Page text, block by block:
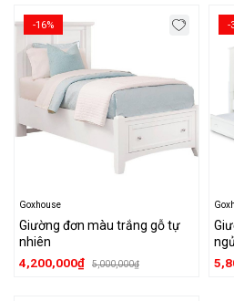
-16%
Goxhouse
Giường đơn màu trắng gỗ tự
nhiên
4,200,000₫
5,000,000₫
-